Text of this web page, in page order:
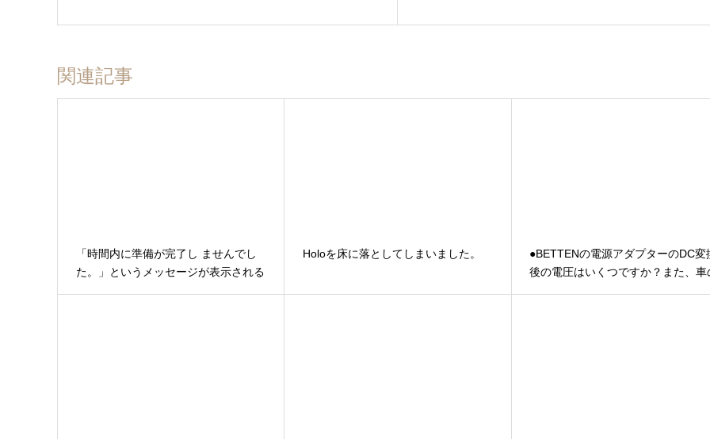
関連記事
「時間内に準備が完了し ませんでし
た。」というメッセージが表示される
Holoを床に落としてしまいました。
●BETTENの電源アダプターのDC変
後の電圧はいくつですか？また、車